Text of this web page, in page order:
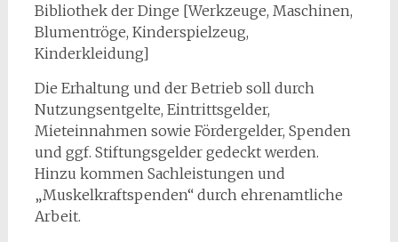
Bibliothek der Dinge [Werkzeuge, Maschinen,
Blumentröge, Kinderspielzeug,
Kinderkleidung]
Die Erhaltung und der Betrieb soll durch
Nutzungsentgelte, Eintrittsgelder,
Mieteinnahmen sowie Fördergelder, Spenden
und ggf. Stiftungsgelder gedeckt werden.
Hinzu kommen Sachleistungen und
„Muskelkraftspenden“ durch ehrenamtliche
Arbeit.